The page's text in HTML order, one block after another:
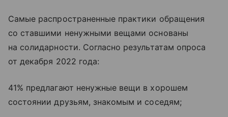
Самые распространенные практики обращения
со ставшими ненужными вещами основаны
на солидарности. Согласно результатам опроса
от декабря 2022 года:
41% предлагают ненужные вещи в хорошем
состоянии друзьям, знакомым и соседям;